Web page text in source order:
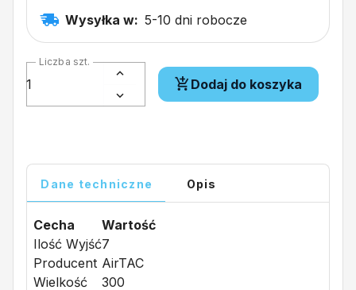
Wysyłka w: 5-10 dni robocze
Liczba szt.
Dodaj do koszyka
Dane techniczne Opis
Cecha
Wartość
Ilość Wyjść7
Producent AirTAC
Wielkość
300